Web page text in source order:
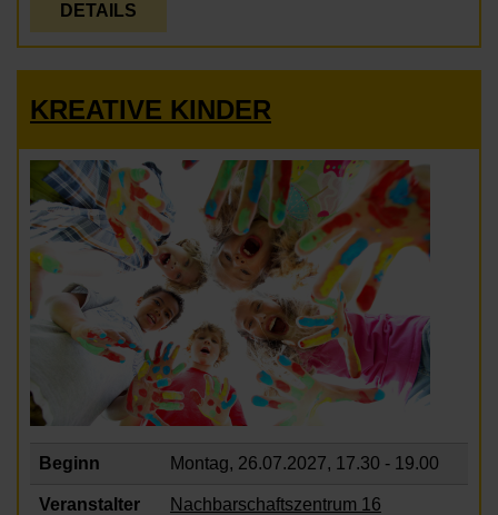
DETAILS
KREATIVE KINDER
Beginn Montag, 26.07.2027, 17.30 - 19.00
Veranstalter Nachbarschaftszentrum 16